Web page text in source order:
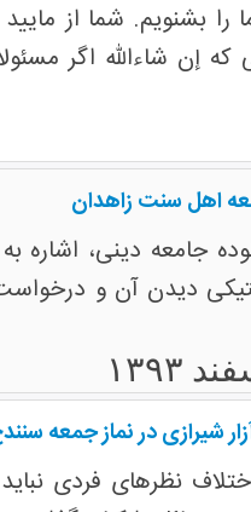
را بشنویم. شما از
که إن شاءالله اگر
اهل سنت زاهدان
جامعه دینی، اشاره
دیدن آن و
شیرازی در نماز جمعه
نظرهای فردی